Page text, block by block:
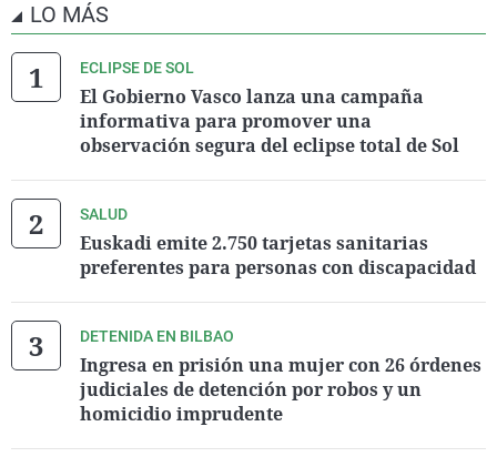
LO MÁS
ECLIPSE DE SOL
El Gobierno Vasco lanza una campaña
informativa para promover una
observación segura del eclipse total de Sol
SALUD
Euskadi emite 2.750 tarjetas sanitarias
preferentes para personas con discapacidad
DETENIDA EN BILBAO
Ingresa en prisión una mujer con 26 órdenes
judiciales de detención por robos y un
homicidio imprudente